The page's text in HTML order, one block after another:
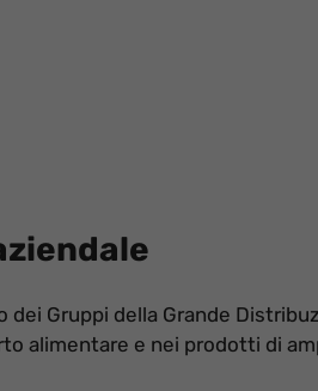
dei Gruppi della Grande
alimentare e nei prodotti di